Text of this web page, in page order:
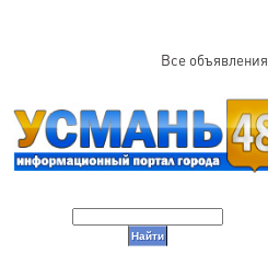
Все объявления